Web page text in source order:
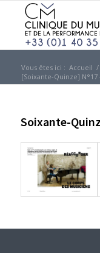
Vous êtes ici : Accueil /
[Soixante-Quinze] N°17
Soixante-